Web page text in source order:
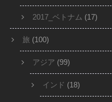
2017_ベトナム (17)
旅 (100)
アジア (99)
インド (18)